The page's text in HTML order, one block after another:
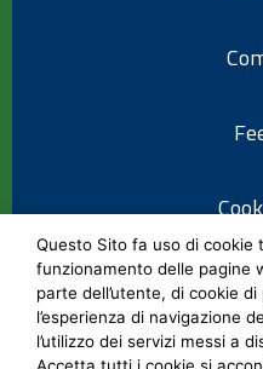
Questo Sito fa uso di cookie
funzionamento delle pagine
parte dell’utente, di cookie
l’esperienza di navigazione
l’utilizzo dei servizi messi a
Accetta tutti i cookie si